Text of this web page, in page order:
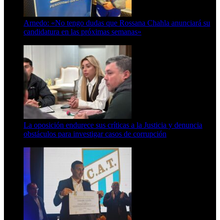
Arnedo: «No tengo dudas que Rossana Chahla anunciará su
candidatura en las próximas semanas»
La oposición endurece sus críticas a la Justicia y denuncia
obstáculos para investigar casos de corrupción